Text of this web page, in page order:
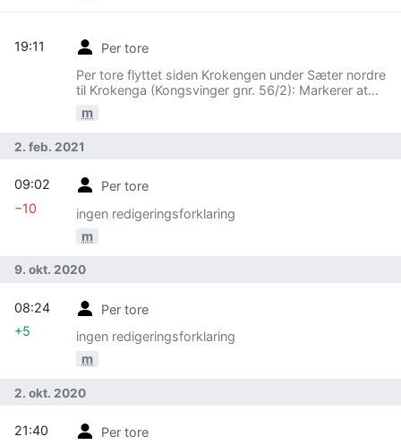
Per tore
Per tore flyttet siden Krokengen under Sæter nordre
til Krokenga (Kongsvinger gnr. 56/2): Markerer at
engen til -enga som er Kartverkets navn
m
19:11
2. feb. 2021
Per tore
ingen redigeringsforklaring
m
09:02
−10
9. okt. 2020
Per tore
ingen redigeringsforklaring
m
08:24
+5
2. okt. 2020
Per tore
21:40